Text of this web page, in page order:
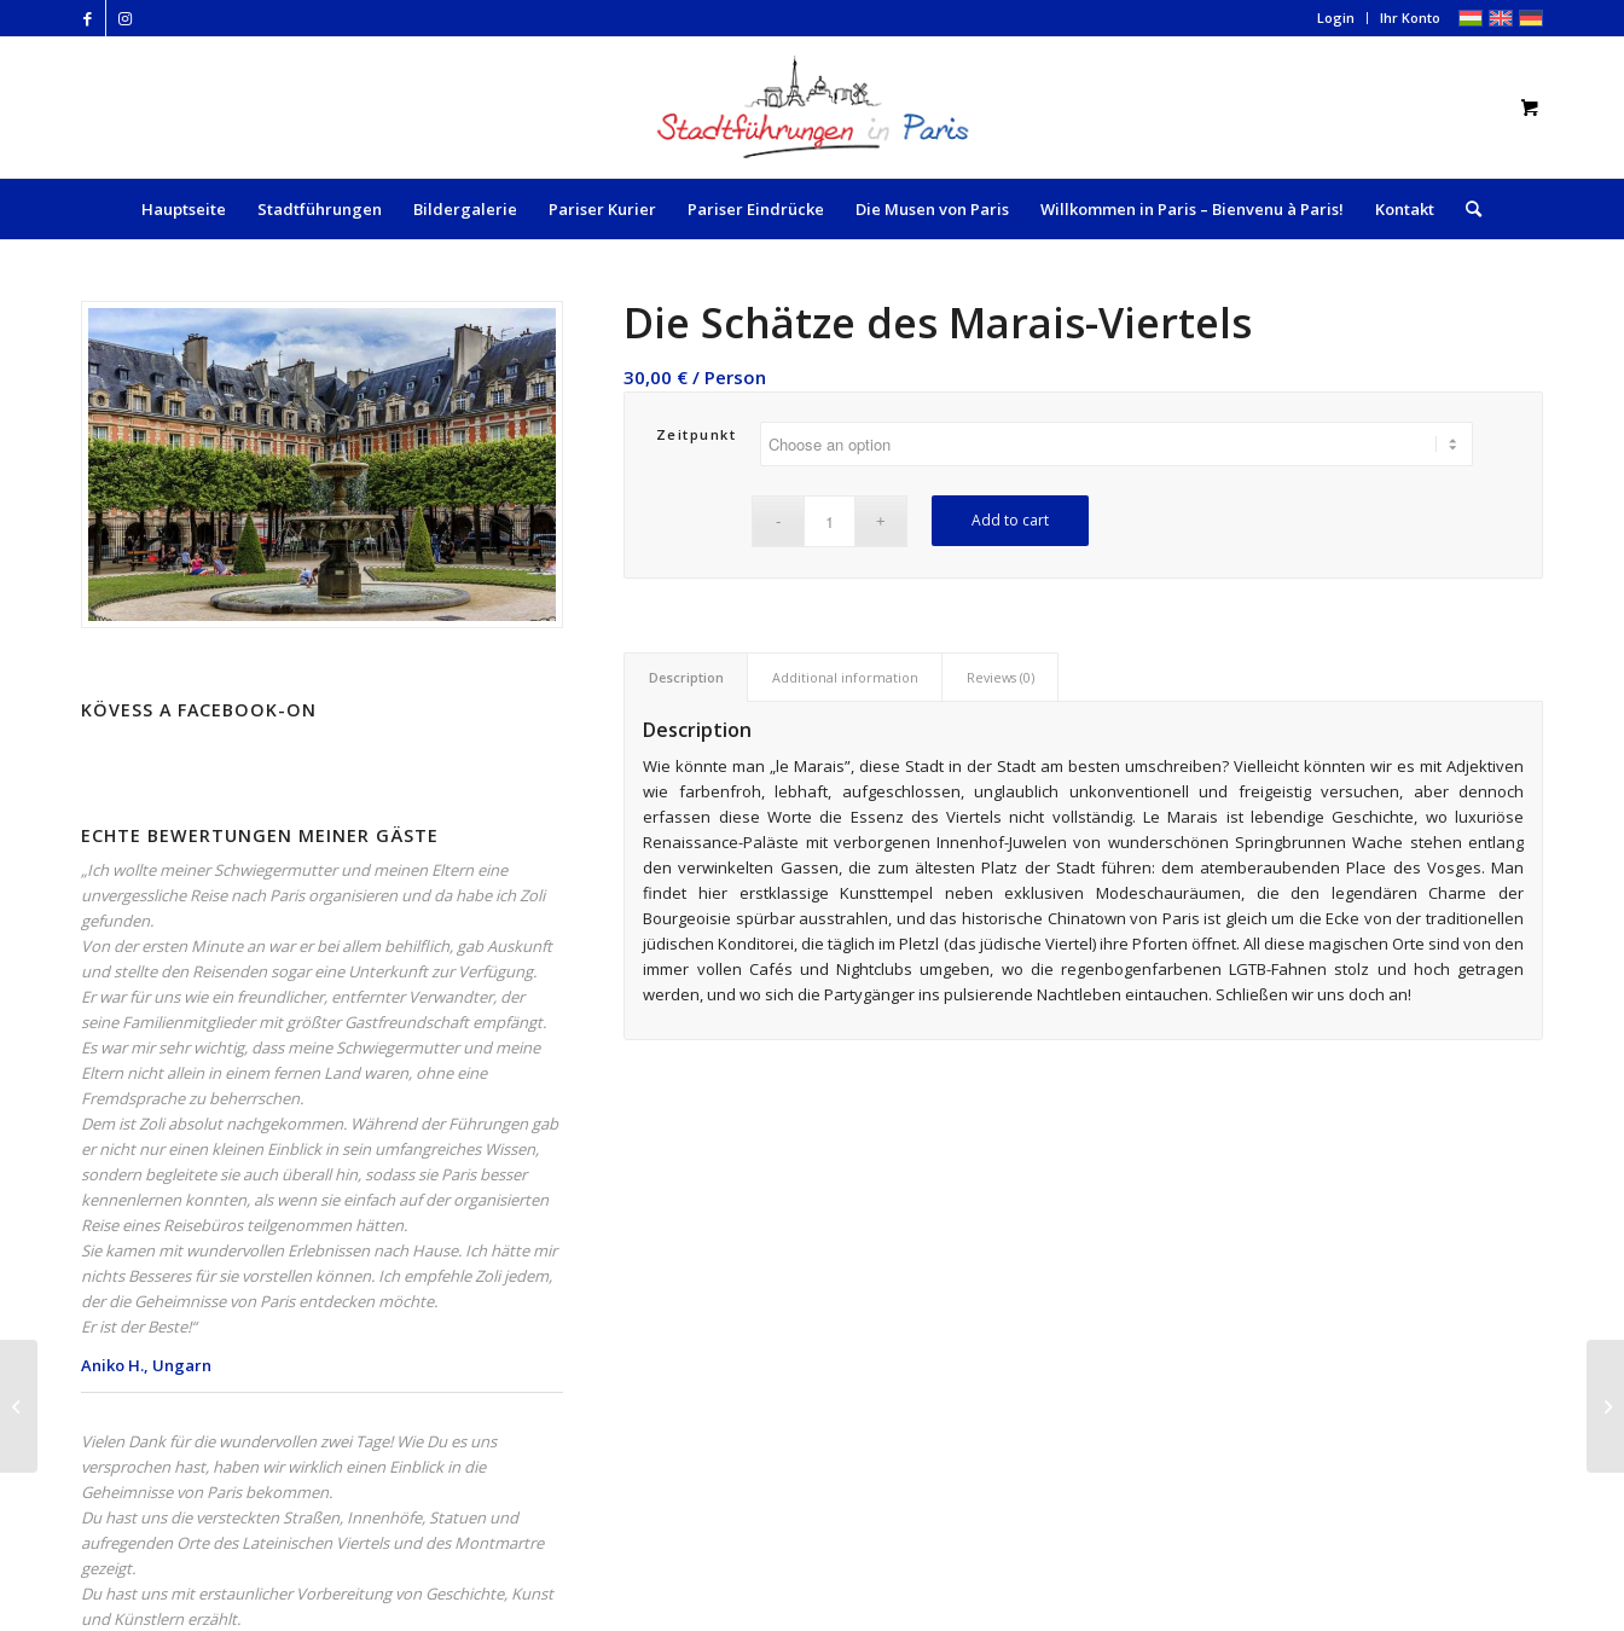
Login Ihr Konto
Hauptseite Stadtführungen Bildergalerie Pariser Kurier Pariser Eindrücke Die Musen von Paris Willkommen in Paris – Bienvenu à Paris! Kontakt
KÖVESS A FACEBOOK-ON
ECHTE BEWERTUNGEN MEINER GÄSTE
„Ich wollte meiner Schwiegermutter und meinen Eltern eine
unvergessliche Reise nach Paris organisieren und da habe ich Zoli
gefunden.
Von der ersten Minute an war er bei allem behilflich, gab Auskunft
und stellte den Reisenden sogar eine Unterkunft zur Verfügung.
Er war für uns wie ein freundlicher, entfernter Verwandter, der
seine Familienmitglieder mit größter Gastfreundschaft empfängt.
Es war mir sehr wichtig, dass meine Schwiegermutter und meine
Eltern nicht allein in einem fernen Land waren, ohne eine
Fremdsprache zu beherrschen.
Dem ist Zoli absolut nachgekommen. Während der Führungen gab
er nicht nur einen kleinen Einblick in sein umfangreiches Wissen,
sondern begleitete sie auch überall hin, sodass sie Paris besser
kennenlernen konnten, als wenn sie einfach auf der organisierten
Reise eines Reisebüros teilgenommen hätten.
Sie kamen mit wundervollen Erlebnissen nach Hause. Ich hätte mir
nichts Besseres für sie vorstellen können. Ich empfehle Zoli jedem,
der die Geheimnisse von Paris entdecken möchte.
Er ist der Beste!“
Aniko H., Ungarn
Vielen Dank für die wundervollen zwei Tage! Wie Du es uns
versprochen hast, haben wir wirklich einen Einblick in die
Geheimnisse von Paris bekommen.
Du hast uns die versteckten Straßen, Innenhöfe, Statuen und
aufregenden Orte des Lateinischen Viertels und des Montmartre
gezeigt.
Du hast uns mit erstaunlicher Vorbereitung von Geschichte, Kunst
und Künstlern erzählt.
Die Schätze des Marais-Viertels
30,00 € / Person
Zeitpunkt
Add to cart
Description Additional information Reviews (0)
Description
Wie könnte man „le Marais”, diese Stadt in der Stadt am besten umschreiben? Vielleicht könnten wir es mit Adjektiven
wie farbenfroh, lebhaft, aufgeschlossen, unglaublich unkonventionell und freigeistig versuchen, aber dennoch
erfassen diese Worte die Essenz des Viertels nicht vollständig. Le Marais ist lebendige Geschichte, wo luxuriöse
Renaissance-Paläste mit verborgenen Innenhof-Juwelen von wunderschönen Springbrunnen Wache stehen entlang
den verwinkelten Gassen, die zum ältesten Platz der Stadt führen: dem atemberaubenden Place des Vosges. Man
findet hier erstklassige Kunsttempel neben exklusiven Modeschauräumen, die den legendären Charme der
Bourgeoisie spürbar ausstrahlen, und das historische Chinatown von Paris ist gleich um die Ecke von der traditionellen
jüdischen Konditorei, die täglich im Pletzl (das jüdische Viertel) ihre Pforten öffnet. All diese magischen Orte sind von den
immer vollen Cafés und Nightclubs umgeben, wo die regenbogenfarbenen LGTB-Fahnen stolz und hoch getragen
werden, und wo sich die Partygänger ins pulsierende Nachtleben eintauchen. Schließen wir uns doch an!
Paris, Stadt der